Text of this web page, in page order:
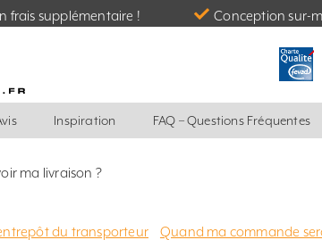
frais supplémentaire ! Conception sur-
Inspiration FAQ – Questions Fréquentes
ma livraison ?
du transporteur Quand ma commande